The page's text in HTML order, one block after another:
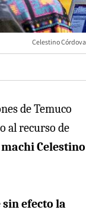
Celestino Córdova
de Temuco
al recurso de
machi Celestino
sin efecto la